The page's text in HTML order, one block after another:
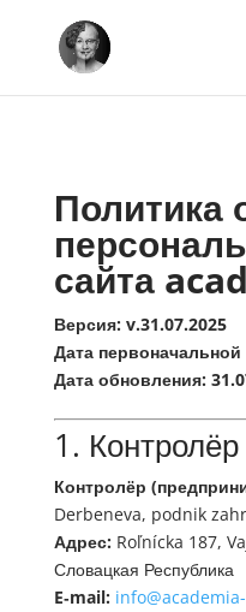
Политика
сайта
Версия: v.31.07.2025
Дата
Дата обновления:
1.
Контролёр
Derbeneva, podnik
Адрес: Roľnícka 187,
Словацкая Республика
E‑mail: